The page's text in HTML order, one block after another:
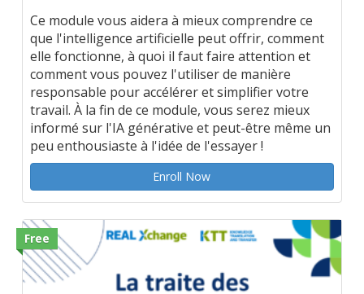
Ce module vous aidera à mieux comprendre ce
que l'intelligence artificielle peut offrir, comment
elle fonctionne, à quoi il faut faire attention et
comment vous pouvez l'utiliser de manière
responsable pour accélérer et simplifier votre
travail. À la fin de ce module, vous serez mieux
informé sur l'IA générative et peut-être même un
peu enthousiaste à l'idée de l'essayer !
Enroll Now
Free